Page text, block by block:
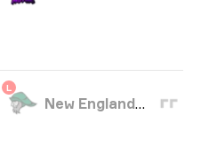
L
New England Whalers